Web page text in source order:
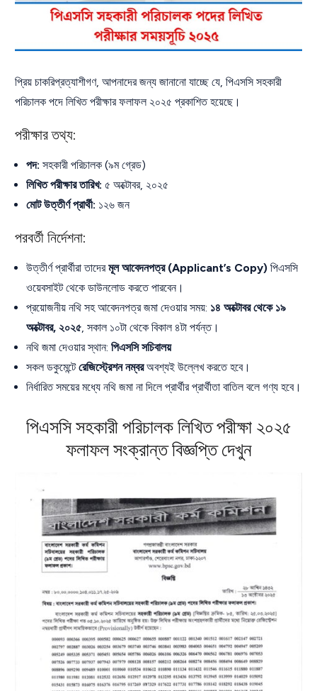
প্রিয় চাকরিপ্রত্যাশীগণ, আপনাদের জন্য জানানো যাচ্ছে যে, পিএসসি সহকারী
পরিচালক পদে লিখিত পরীক্ষার ফলাফল ২০২৫ প্রকাশিত হয়েছে।
পরীক্ষার তথ্য:
পদ: সহকারী পরিচালক (৯ম গ্রেড)
লিখিত পরীক্ষার তারিখ: ৫ অক্টোবর, ২০২৫
মোট উত্তীর্ণ প্রার্থী: ১২৬ জন
পরবর্তী নির্দেশনা:
উত্তীর্ণ প্রার্থীরা তাদেরমূল আবেদনপত্র (Applicant’s Copy) পিএসসি
ওয়েবসাইট থেকে ডাউনলোড করতে পারবেন।
প্রয়োজনীয় নথি সহ আবেদনপত্র জমা দেওয়ার সময়: ১৪ অক্টোবর থেকে ১৯
অক্টোবর, ২০২৫, সকাল ১০টা থেকে বিকাল ৪টা পর্যন্ত।
নথি জমা দেওয়ার স্থান:পিএসসি সচিবালয়
সকল ডকুমেন্টেরেজিস্ট্রেশন নম্বরঅবশ্যই উল্লেখ করতে হবে।
নির্ধারিত সময়ের মধ্যে নথি জমা না দিলে প্রার্থীর প্রার্থীতা বাতিল বলে গণ্য হবে।
পিএসসি সহকারী পরিচালক লিখিত পরীক্ষা ২০২৫
ফলাফল সংক্রান্ত বিজ্ঞপ্তি দেখুন